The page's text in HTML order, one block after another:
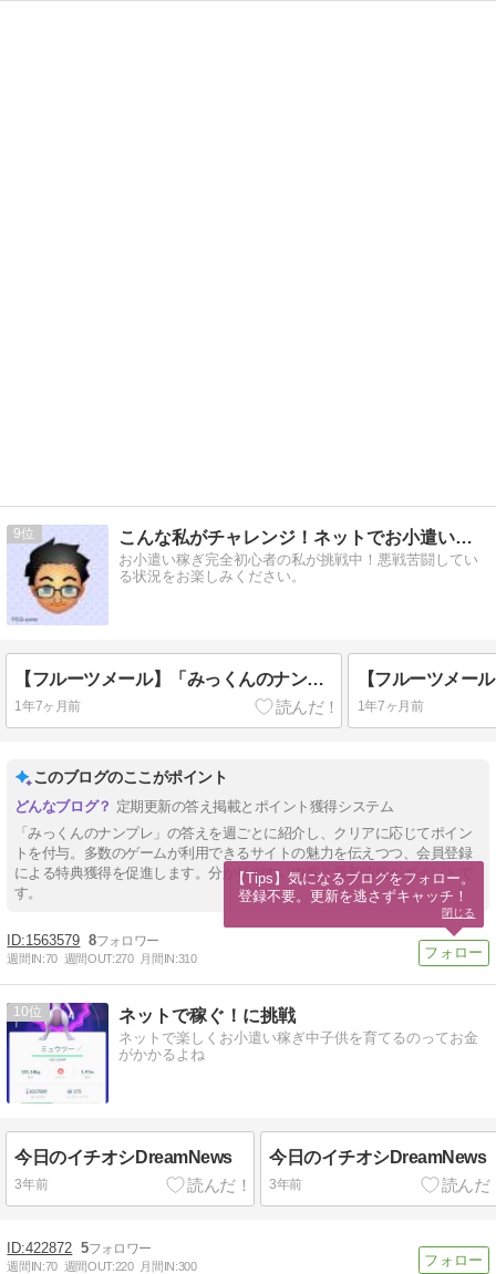
9 こんな私がチャレンジ！ネットでお小遣い稼ぎ中
お小遣い稼ぎ完全初心者の私が挑戦中！悪戦苦闘してい
る状況をお楽しみください。
【フルーツメール】「みっくんのナンプレ」2025/1/14答え
1年7ヶ月前 1年7ヶ月前
このブログのここがポイント
定期更新の答え掲載とポイント獲得システム
「みっくんのナンプレ」の答えを週ごとに紹介し、クリアに応じてポイン
トを付与。多数のゲームが利用できるサイトの魅力を伝えつつ、会員登録
による特典獲得を促進します。分かりやすい内容と最新情報がポイントで
す。
1563579 8
週間IN:70 週間OUT:270 月間IN:310
10 ネットで稼ぐ！に挑戦
ネットで楽しくお小遣い稼ぎ中子供を育てるのってお金
がかかるよね
今日のイチオシDreamNews
3年前
今日のイチオシDreamNews
3年前
422872 5
週間IN:70 週間OUT:220 月間IN:300
【Tips】気になるブログをフォロー。
登録不要。更新を逃さずキャッチ！
閉じる